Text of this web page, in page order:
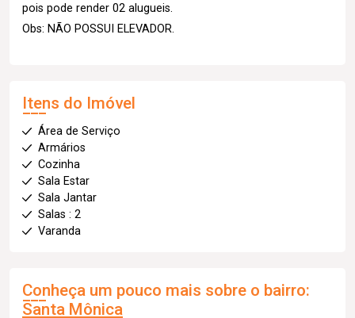
pois pode render 02 alugueis.
Obs: NÃO POSSUI ELEVADOR.
Itens do Imóvel
Área de Serviço
Armários
Cozinha
Sala Estar
Sala Jantar
Salas : 2
Varanda
Conheça um pouco mais sobre o bairro:
Santa Mônica